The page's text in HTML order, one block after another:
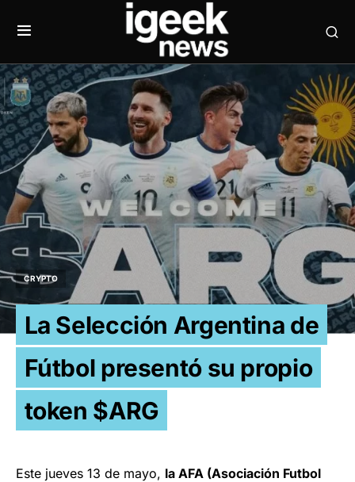
CRYPTO
La Selección Argentina de
Fútbol presentó su propio
token $ARG
Este jueves 13 de mayo, la AFA (Asociación Futbol